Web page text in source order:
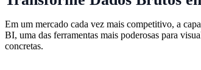
Em um mercado cada vez mais competitivo, a
BI, uma das ferramentas mais poderosas para
concretas.